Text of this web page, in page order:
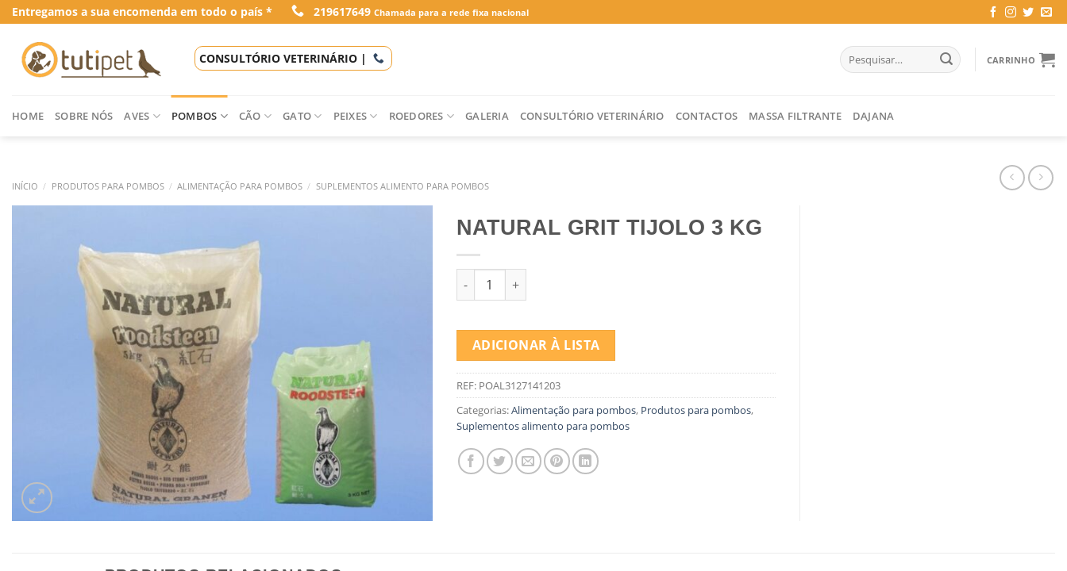
Skip
to
content
Entregamos a sua encomenda em todo o país * 219617649 Chamada para a rede fixa nacional
CONSULTÓRIO VETERINÁRIO |
Pesquisar
por:
CARRINHO
HOME SOBRE NÓS AVES POMBOS CÃO GATO PEIXES ROEDORES GALERIA CONSULTÓRIO VETERINÁRIO CONTACTOS MASSA FILTRANTE DAJANA
INÍCIO / PRODUTOS PARA POMBOS / ALIMENTAÇÃO PARA POMBOS / SUPLEMENTOS ALIMENTO PARA POMBOS
NATURAL GRIT TIJOLO 3 KG
Quantidade de NATURAL GRIT TIJOLO 3 KG
ADICIONAR À LISTA
REF: POAL3127141203
Categorias:Alimentação para pombos, Produtos para pombos,
Suplementos alimento para pombos